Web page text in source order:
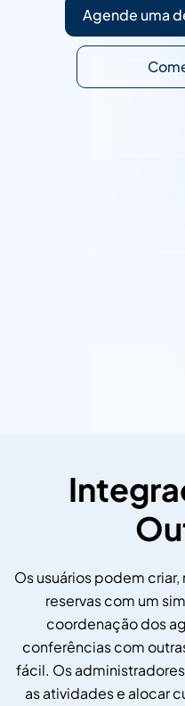
Agende uma
Os usuários podem
reservas com um
coordenação dos
conferências com
fácil. Os
as atividades e alocar